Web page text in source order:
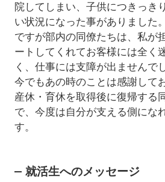
院してしまい、子供につきっき
い状況になった事がありました。
ですが部内の同僚たちは、私が
ートしてくれてお客様には全く
く、仕事には支障が出ませんで
今でもあの時のことは感謝して
産休・育休を取得後に復帰する
で、今度は自分が支える側にな
す。
就活生へのメッセージ